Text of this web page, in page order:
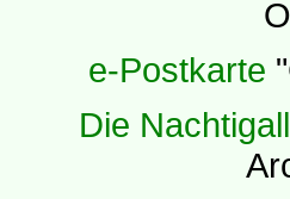
e-Postkarte
Die Nachtigall